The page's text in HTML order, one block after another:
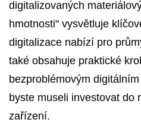
digitalizovaných
hmotnosti" vysvětluje
digitalizace nabízí pro
také obsahuje praktické
bezproblémovým
byste museli investovat do
zařízení.